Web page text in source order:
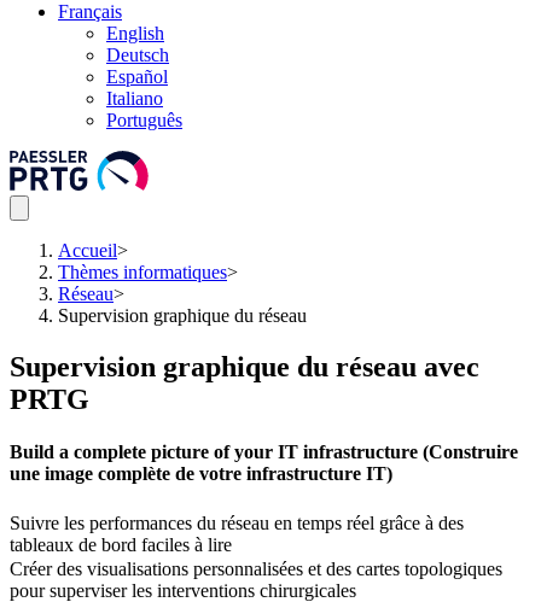
Français
English
Deutsch
Español
Italiano
Português
Accueil>
Thèmes informatiques>
Réseau>
Supervision graphique du réseau
Supervision graphique du réseau avec
PRTG
Build a complete picture of your IT infrastructure (Construire
une image complète de votre infrastructure IT)
Suivre les performances du réseau en temps réel grâce à des
tableaux de bord faciles à lire
Créer des visualisations personnalisées et des cartes topologiques
pour superviser les interventions chirurgicales